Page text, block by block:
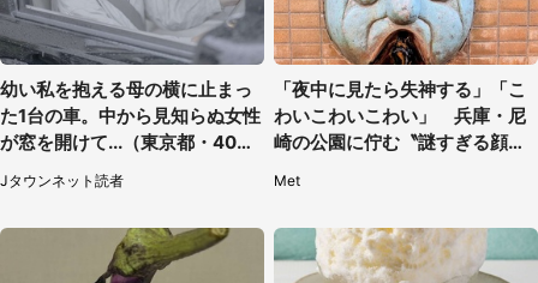
幼い私を抱える母の横に止まっ
た1台の車。中から見知らぬ女性
が窓を開けて...（東京都・40代
Jタウンネット読者
「夜中に見たら失神する」「こ
わいこわいこわい」 兵庫・尼
崎の公園に佇む〝謎すぎる顔〟
Met